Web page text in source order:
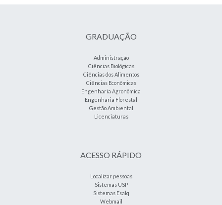
GRADUAÇÃO
Administração
Ciências Biológicas
Ciências dos Alimentos
Ciências Econômicas
Engenharia Agronômica
Engenharia Florestal
Gestão Ambiental
Licenciaturas
ACESSO RÁPIDO
Localizar pessoas
Sistemas USP
Sistemas Esalq
Webmail